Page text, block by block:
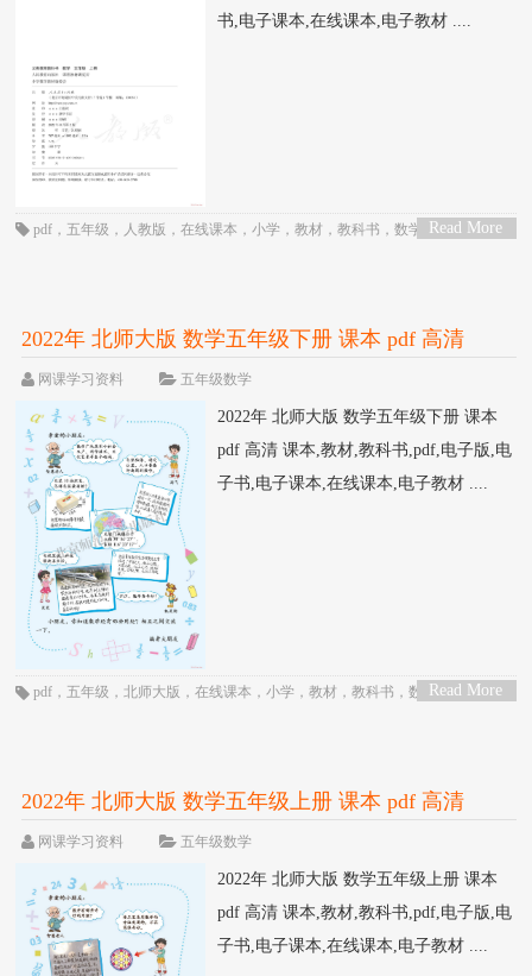
书,电子课本,在线课本,电子教材 ....
Read More
pdf ， 五年级 ， 人教版 ，在线课本 ，小学 ，教材 ，教科书 ，数学 ，电子书，
2022年 北师大版 数学五年级下册 课本 pdf 高清
网课学习资料 五年级数学
2022年 北师大版 数学五年级下册 课本
pdf 高清 课本,教材,教科书,pdf,电子版,电
子书,电子课本,在线课本,电子教材 ....
Read More
pdf ， 五年级 ，北师大版 ，在线课本 ，小学 ，教材 ，教科书 ，数学，电子
2022年 北师大版 数学五年级上册 课本 pdf 高清
网课学习资料 五年级数学
2022年 北师大版 数学五年级上册 课本
pdf 高清 课本,教材,教科书,pdf,电子版,电
子书,电子课本,在线课本,电子教材 ....